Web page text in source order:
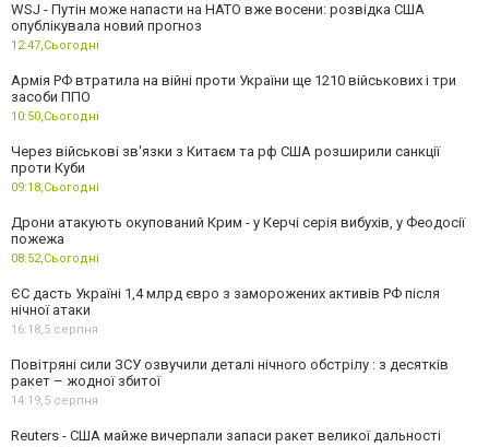
WSJ - Путін може напасти на НАТО вже восени: розвідка США
опублікувала новий прогноз
12:47,Сьогодні
Армія РФ втратила на війні проти України ще 1210 військових і три
засоби ППО
10:50,Сьогодні
Через військові зв'язки з Китаєм та рф США розширили санкції
проти Куби
09:18,Сьогодні
Дрони атакують окупований Крим - у Керчі серія вибухів, у Феодосії
пожежа
08:52,Сьогодні
ЄС дасть Україні 1,4 млрд євро з заморожених активів РФ після
нічної атаки
16:18,5 серпня
Повітряні сили ЗСУ озвучили деталі нічного обстрілу : з десятків
ракет – жодної збитої
14:19,5 серпня
Reuters - США майже вичерпали запаси ракет великої дальності